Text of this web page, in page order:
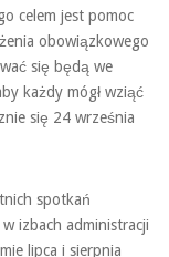
celem jest pomoc
obowiązkowego
się będą we
każdy mógł wziąć
się 24 września
spotkań
izbach administracji
lipca i sierpnia